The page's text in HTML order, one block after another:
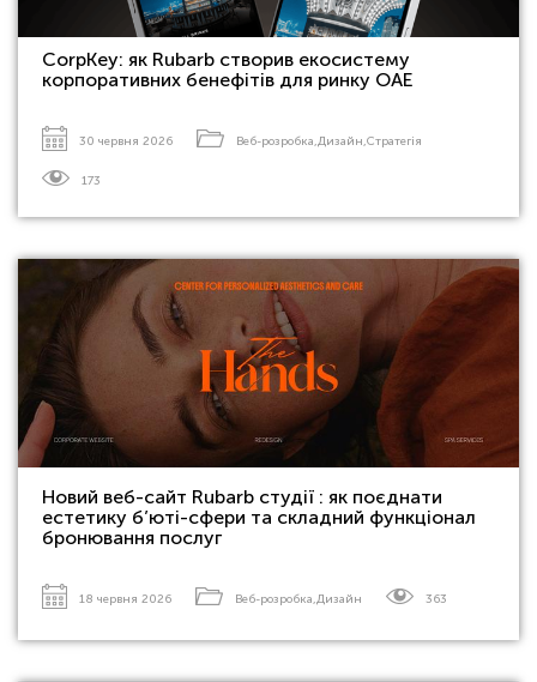
CorpKey: як Rubarb створив екосистему
корпоративних бенефітів для ринку ОАЕ
30 червня 2026 Веб-розробка,Дизайн,Стратегія
173
Новий веб-сайт Rubarb студії : як поєднати
естетику б’юті-сфери та складний функціонал
бронювання послуг
18 червня 2026 Веб-розробка,Дизайн 363